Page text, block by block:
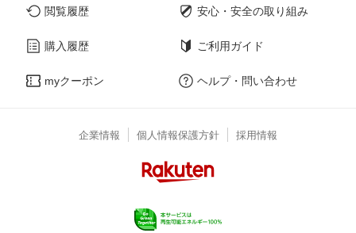
閲覧履歴
購入履歴
myクーポン
安心・安全の取り組み
ご利用ガイド
ヘルプ・問い合わせ
企業情報 個人情報保護方針 採用情報